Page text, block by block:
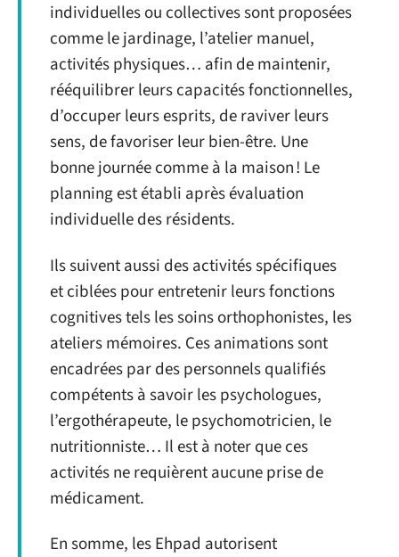
individuelles ou collectives sont proposées
comme le jardinage, l’atelier manuel,
activités physiques… afin de maintenir,
rééquilibrer leurs capacités fonctionnelles,
d’occuper leurs esprits, de raviver leurs
sens, de favoriser leur bien-être. Une
bonne journée comme à la maison ! Le
planning est établi après évaluation
individuelle des résidents.
Ils suivent aussi des activités spécifiques
et ciblées pour entretenir leurs fonctions
cognitives tels les soins orthophonistes, les
ateliers mémoires. Ces animations sont
encadrées par des personnels qualifiés
compétents à savoir les psychologues,
l’ergothérapeute, le psychomotricien, le
nutritionniste… Il est à noter que ces
activités ne requièrent aucune prise de
médicament.
En somme, les Ehpad autorisent